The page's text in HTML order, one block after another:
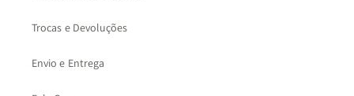
Trocas e Devoluções
Envio e Entrega